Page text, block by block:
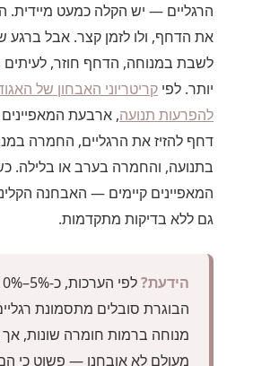
הרגליים — יש הקלה כמעט מיידית.
את הדחף, ולו לזמן קצר. אבל ברגע
לשבת במנוחה, הדחף חוזר, לעיתים
יותר. לפי קריטריוני האבחון של
להפרעות תנועה, ארבעת
דחף להזיז את הרגליים, החמרה
בתנועה, והחמרה בערב או בלילה.
המאפיינים קיימים — האבחנה
גם ללא בדיקות מתקדמות.
הידעת?
הבוגרת סובלים מתסמונת
מנוחה ברמות חומרה שונות,
מעולם לא אובחנו — פשוט כי